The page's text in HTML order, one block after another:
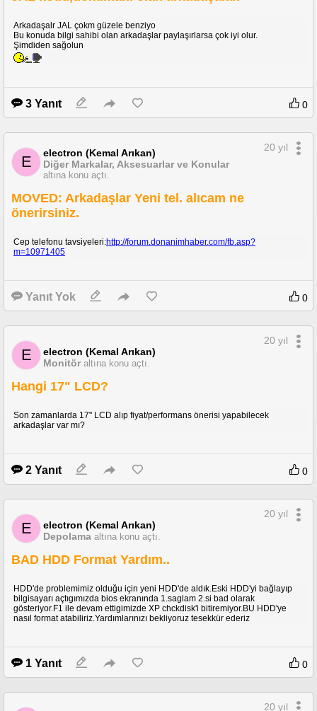
Arkadaşalr JAL çokm güzele benziyo
Bu konuda bilgi sahibi olan arkadaşlar paylaşırlarsa çok iyi olur.
Şimdiden sağolun
3 Yanıt 0
E
electron (Kemal Arıkan)
Diğer Markalar, Aksesuarlar ve Konular
altına konu açtı.
20 yıl
MOVED: Arkadaşlar Yeni tel. alıcam ne
önerirsiniz.
Cep telefonu tavsiyeleri:http://forum.donanimhaber.com/fb.asp?
m=10971405
Yanıt Yok 0
E
electron (Kemal Arıkan)
Monitör altına konu açtı.
20 yıl
Hangi 17" LCD?
Son zamanlarda 17" LCD alıp fiyat/performans önerisi yapabilecek
arkadaşlar var mı?
2 Yanıt 0
E
electron (Kemal Arıkan)
Depolama altına konu açtı.
20 yıl
BAD HDD Format Yardım..
HDD'de problemimiz olduğu için yeni HDD'de aldık.Eski HDD'yi bağlayıp
bilgisayarı açtıgımızda bios ekranında 1.saglam 2.si bad olarak
gösteriyor.F1 ile devam ettigimizde XP chckdisk'i bitiremiyor.BU HDD'ye
nasıl format atabiliriz.Yardımlarınızı bekliyoruz tesekkür ederiz
1 Yanıt 0
20 yıl